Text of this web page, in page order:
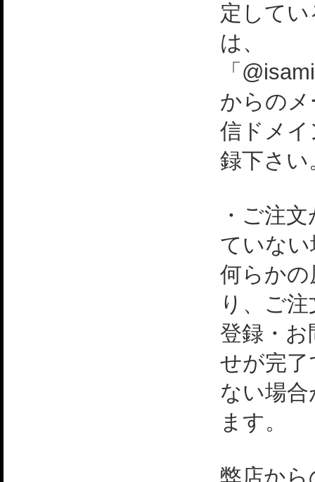
定して
は、
「
からの
信ドメ
録下さい
・ご注
ていない
何らか
り、ご
登録・
せが完
ない場
ます。
弊店か